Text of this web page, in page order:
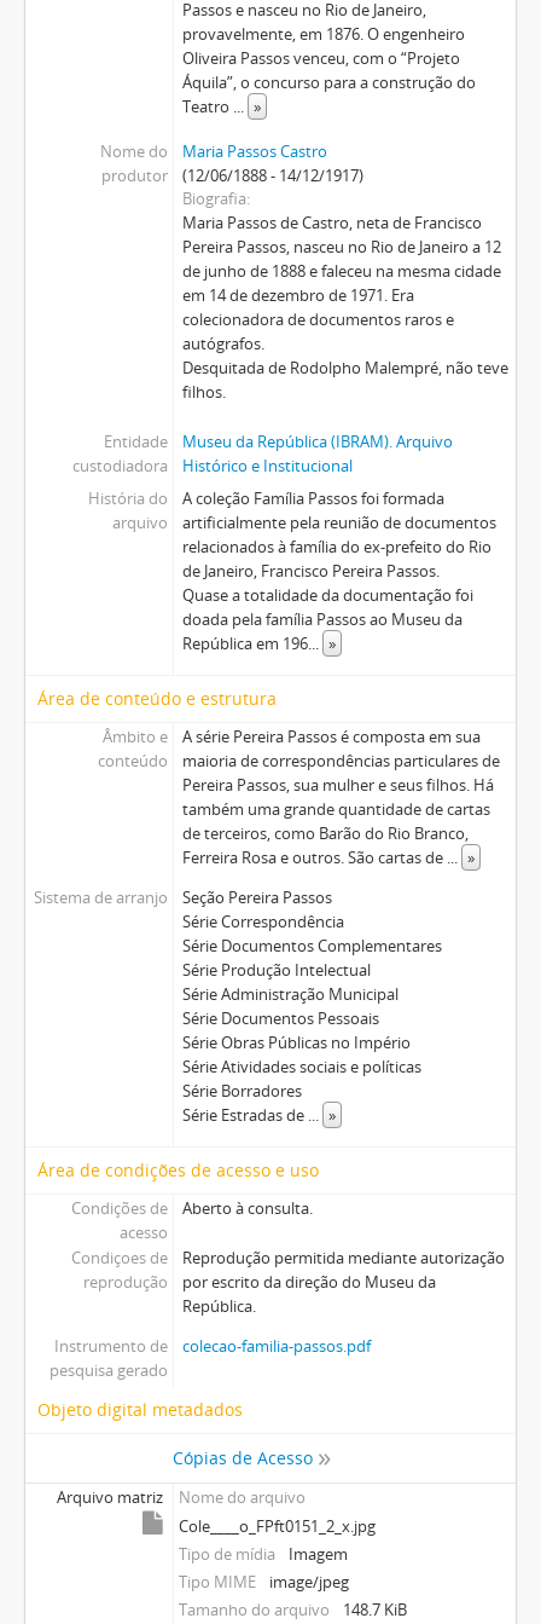
Passos e nasceu no Rio de Janeiro,
provavelmente, em 1876. O engenheiro
Oliveira Passos venceu, com o “Projeto
Áquila”, o concurso para a construção do
Teatro ... »
Nome do
produtor
Maria Passos Castro
(12/06/1888 - 14/12/1917)
Biografia
Maria Passos de Castro, neta de Francisco
Pereira Passos, nasceu no Rio de Janeiro a 12
de junho de 1888 e faleceu na mesma cidade
em 14 de dezembro de 1971. Era
colecionadora de documentos raros e
autógrafos.
Desquitada de Rodolpho Malempré, não teve
filhos.
Entidade
custodiadora
Museu da República (IBRAM). Arquivo
Histórico e Institucional
História do
arquivo
A coleção Família Passos foi formada
artificialmente pela reunião de documentos
relacionados à família do ex-prefeito do Rio
de Janeiro, Francisco Pereira Passos.
Quase a totalidade da documentação foi
doada pela família Passos ao Museu da
República em 196... »
Área de conteúdo e estrutura
Âmbito e
conteúdo
A série Pereira Passos é composta em sua
maioria de correspondências particulares de
Pereira Passos, sua mulher e seus filhos. Há
também uma grande quantidade de cartas
de terceiros, como Barão do Rio Branco,
Ferreira Rosa e outros. São cartas de ... »
Sistema de arranjo
Seção Pereira Passos
Série Correspondência
Série Documentos Complementares
Série Produção Intelectual
Série Administração Municipal
Série Documentos Pessoais
Série Obras Públicas no Império
Série Atividades sociais e políticas
Série Borradores
Série Estradas de ... »
Área de condições de acesso e uso
Condições de
acesso
Aberto à consulta.
Condiçoes de
reprodução
Reprodução permitida mediante autorização
por escrito da direção do Museu da
República.
Instrumento de
pesquisa gerado
colecao-familia-passos.pdf
Objeto digital metadados
Cópias de Acesso
Arquivo matriz
Nome do arquivo
Cole____o_FPft0151_2_x.jpg
Tipo de mídia
Imagem
Tipo MIME
image/jpeg
Tamanho do arquivo
148.7 KiB